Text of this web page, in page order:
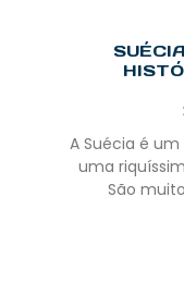
A Suécia é
uma
São